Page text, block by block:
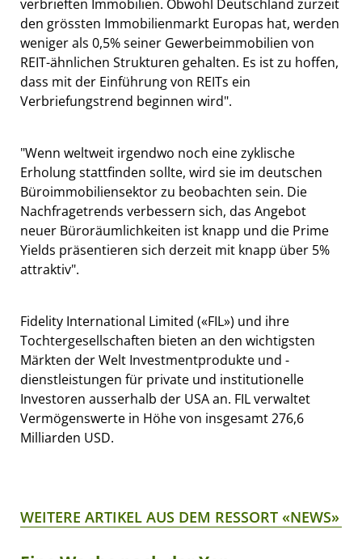
verbrieften Immobilien. Obwohl Deutschland zurzeit
den grössten Immobilienmarkt Europas hat, werden
weniger als 0,5% seiner Gewerbeimmobilien von
REIT-ähnlichen Strukturen gehalten. Es ist zu hoffen,
dass mit der Einführung von REITs ein
Verbriefungstrend beginnen wird".
"Wenn weltweit irgendwo noch eine zyklische
Erholung stattfinden sollte, wird sie im deutschen
Büroimmobiliensektor zu beobachten sein. Die
Nachfragetrends verbessern sich, das Angebot
neuer Büroräumlichkeiten ist knapp und die Prime
Yields präsentieren sich derzeit mit knapp über 5%
attraktiv".
Fidelity International Limited («FIL») und ihre
Tochtergesellschaften bieten an den wichtigsten
Märkten der Welt Investmentprodukte und -
dienstleistungen für private und institutionelle
Investoren ausserhalb der USA an. FIL verwaltet
Vermögenswerte in Höhe von insgesamt 276,6
Milliarden USD.
WEITERE ARTIKEL AUS DEM RESSORT «NEWS»